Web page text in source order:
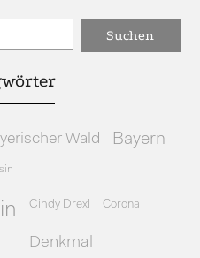
Wald Bayern
Cindy Drexl Corona
Denkmal